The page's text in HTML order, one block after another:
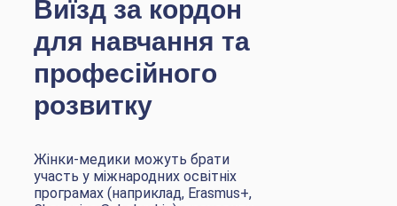
для навчання та
професійного
розвитку
Жінки-медики можуть брати
участь у міжнародних освітніх
програмах (наприклад, Erasmus+,